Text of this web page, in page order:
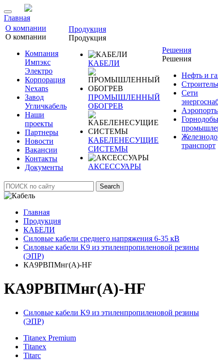
Главная
О компании
О компании
Компания
Импэкс
Электро
Корпорация
Nexans
Завод
Угличкабель
Наши
проекты
Партнеры
Новости
Вакансии
Контакты
Документы
Продукция
Продукция
КАБЕЛИ
ПРОМЫШЛЕННЫЙ
ОБОГРЕВ
КАБЕЛЕНЕСУЩИЕ
СИСТЕМЫ
АКСЕССУАРЫ
Решения
Решения
Нефть и
Сети
транспорт
Search
Главная
Продукция
КАБЕЛИ
Силовые кабели среднего напряжения 6-35 кВ
Силовые кабели K9 из этиленпропиленовой резины
(ЭПР)
КA9РВПМнг(А)-HF
КA9РВПМнг(А)-HF
Силовые кабели K9 из этиленпропиленовой резины
(ЭПР)
Titanex Premium
Titanex
Titarc